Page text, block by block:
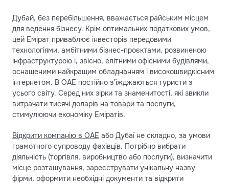
Дубай, без перебільшення, вважається райським місцем
для ведення бізнесу. Крім оптимальних податкових умов,
цей Емірат приваблює інвесторів передовими
технологіями, амбітними бізнес-проєктами, розвиненою
інфраструктурою і, звісно, елітними офісними будівлями,
оснащеними найкращим обладнанням і високошвидкісним
інтернетом. В ОАЕ постійно з’їжджаються туристи з
усього світу. Серед них зірки та знаменитості, які звикли
витрачати тисячі доларів на товари та послуги,
стимулюючи економіку Еміратів.
Відкрити компанію в ОАЕ або Дубаї не складно, за умови
грамотного супроводу фахівців. Потрібно вибрати
діяльність (торгівля, виробництво або послуги), визначити
місце розташування, зареєструвати унікальну назву
фірми, оформити необхідні документи та відкрити